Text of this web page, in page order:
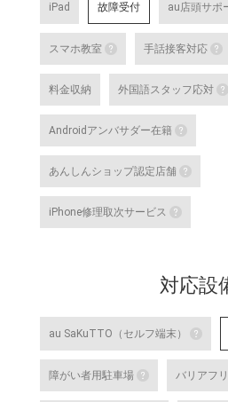
iPad 故障受付 au店頭サポ
スマホ教室
スマートフォン
手話接客対応
料金収納 外国語スタッフ応対
Androidアンバサダー在籍
あんしんショップ認定店舗
詳
iPhone修理取次サービス
詳細
対応設
au SaKuTTO（セルフ端末）
障がい者用駐車場 バリアフ